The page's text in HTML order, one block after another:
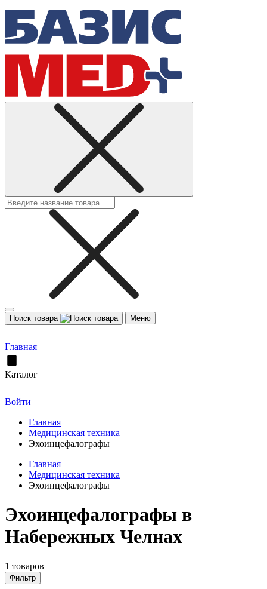
Поиск товара Меню
Главная
Каталог
Войти
Главная
Медицинская техника
Эхоинцефалографы
Главная
Медицинская техника
Эхоинцефалографы
Эхоинцефалографы в
Набережных Челнах
1 товаров
Фильтр